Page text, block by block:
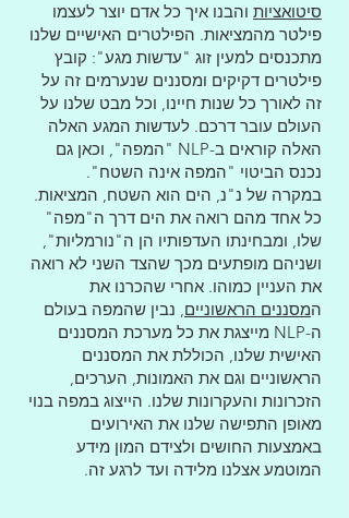
סיטואציות והבנו איך כל אדם יוצר לעצמו
פילטר מהמציאות. הפילטרים האישיים שלנו
מתכנסים למעין זוג "עדשות מגע": קובץ
פילטרים דקיקים ומסננים שנערמים זה על
זה לאורך כל שנות חיינו, וכל מבט שלנו על
העולם עובר דרכם. לעדשות המגע האלה
האלה קוראים ב-NLP "המפה", וכאן גם
נכנס הביטוי "המפה אינה השטח".
במקרה של נ"נ, הים הוא השטח, המציאות.
כל אחד מהם רואה את הים דרך ה"מפה"
שלו, ומבחינתו העדפותיו הן ה"נורמליות",
ושניהם מופתעים מכך שהצד השני לא רואה
את העניין כמוהו. אחרי שהכרנו את
המסננים הראשוניים, נבין שהמפה בעולם
ה-NLP מייצגת את כל מערכת המסננים
האישית שלנו, הכוללת את המסננים
הראשוניים וגם את האמונות, הערכים,
הזכרונות והעקרונות שלנו. הייצוג במפה בנוי
מאופן התפישה שלנו את האירועים
באמצעות החושים ולצידם המון מידע
המוטמע אצלנו מלידה ועד לרגע זה.